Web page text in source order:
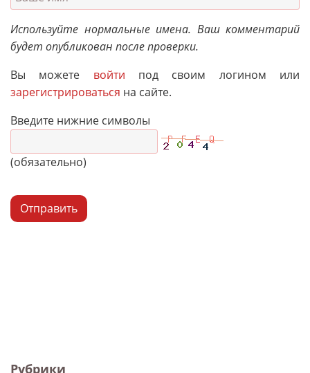
Рубрики
Используйте нормальные имена. Ваш комментарий
будет опубликован после проверки.
Вы можете войти под своим логином или
зарегистрироваться на сайте.
Введите нижние символы
(обязательно)
Отправить